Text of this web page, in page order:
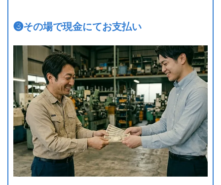
❸その場で現金にてお支払い